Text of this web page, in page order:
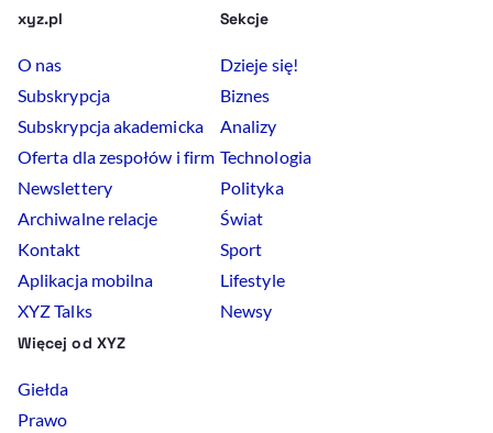
xyz.pl
O nas
Subskrypcja
Subskrypcja akademicka
Oferta dla zespołów i firm
Newslettery
Archiwalne relacje
Kontakt
Aplikacja mobilna
XYZ Talks
Sekcje
Dzieje się!
Biznes
Analizy
Technologia
Polityka
Świat
Sport
Lifestyle
Newsy
Więcej od XYZ
Giełda
Prawo